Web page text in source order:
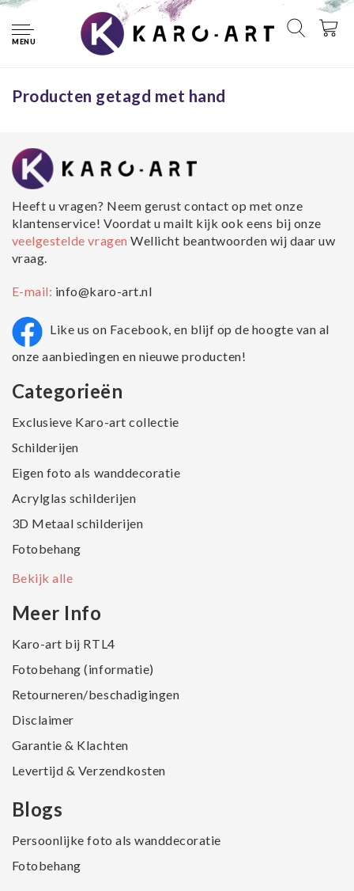
MENU
hand
Geen producten gevonden!...
Producten getagd met hand
Heeft u vragen? Neem gerust contact op met onze
klantenservice! Voordat u mailt kijk ook eens bij onze
veelgestelde vragenWellicht beantwoorden wij daar uw
vraag.
E-mail: info@karo-art.nl
Like us on Facebook, en blijf op de hoogte van al
onze aanbiedingen en nieuwe producten!
Categorieën
Exclusieve Karo-art collectie
Schilderijen
Eigen foto als wanddecoratie
Acrylglas schilderijen
3D Metaal schilderijen
Fotobehang
Bekijk alle
Meer Info
Karo-art bij RTL4
Fotobehang (informatie)
Retourneren/beschadigingen
Disclaimer
Garantie & Klachten
Levertijd & Verzendkosten
Blogs
Persoonlijke foto als wanddecoratie
Fotobehang